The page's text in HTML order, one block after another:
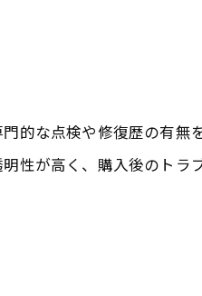
びでカーライフを充実
市で手に入れる方法
入のための店舗活用法
的な点検や修復歴の有
性が高く、購入後のト